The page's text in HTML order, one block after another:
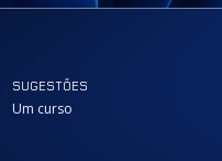
SUGESTÕES
Um curso